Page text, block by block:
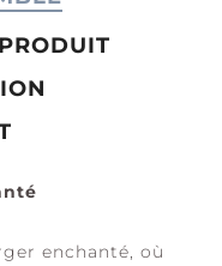
enchanté, où